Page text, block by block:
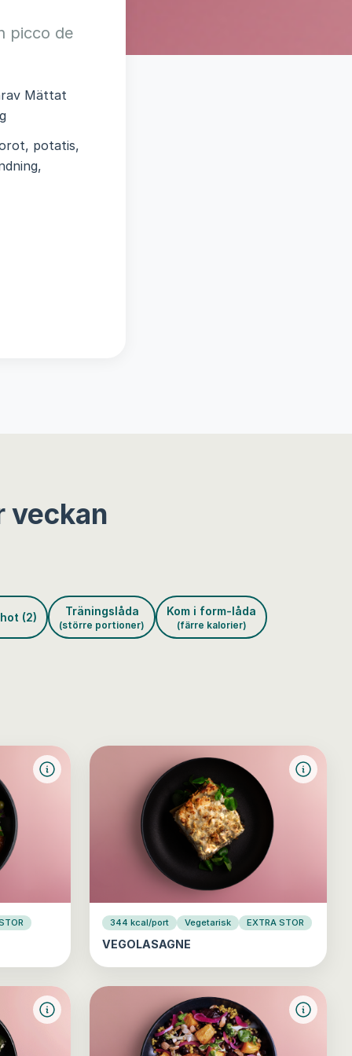
picco de
Mättat
potatis,
veckan
(2) Träningslåda
(större portioner)
Kom i form-låda
(färre kalorier)
344 kcal/port Vegetarisk EXTRA STOR
VEGOLASAGNE